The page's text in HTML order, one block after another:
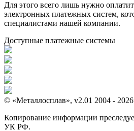
Для этого всего лишь нужно
электронных платежных систем,
специалистами нашей компании.
Доступные платежные системы
© «Металлосплав», v2.01 2004 -
Копирование информации
УК РФ.